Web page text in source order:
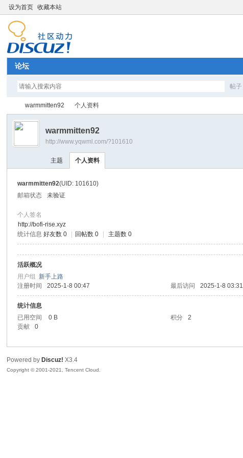
设为首页 收藏本站
论坛
帖子
›
warmmitten92 个人资料
warmmitten92
http://www.yqwml.com/?101610
主题 个人资料
warmmitten92(UID: 101610)
邮箱状态
未验证
个人签名
http://bofi-rise.xyz
统计信息 好友数 0 回帖数 0 主题数 0
活跃概况
用户组新手上路
注册时间
2025-1-8 00:47 最后访问 2025-1-8 03:31
统计信息
已用空间
0 B 积分 2
贡献
0
Powered by Discuz! X3.4
Copyright © 2001-2021, Tencent Cloud.